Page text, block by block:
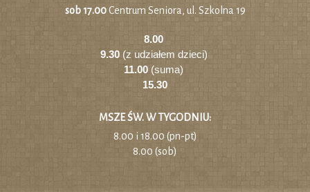
sob 17.00Centrum Seniora, ul. Szkolna 19
8.00
9.30(z udziałem dzieci)
11.00 (suma)
15.30
MSZE ŚW. W TYGODNIU:
8.00 i 18.00 (pn-pt)
8.00 (sob)